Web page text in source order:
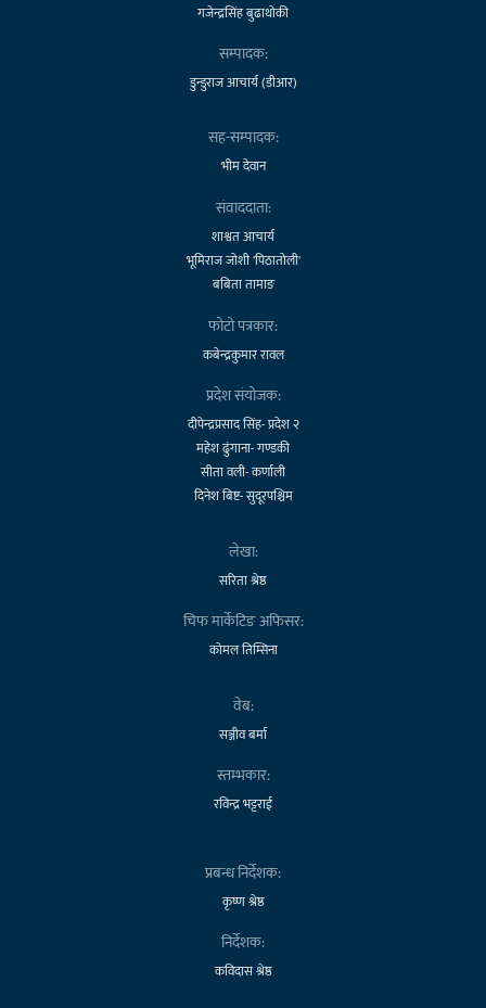
गजेन्द्रसिंह बुढाथोकी
सम्पादक:
डुन्डुराज आचार्य (डीआर)
सह-सम्पादक:
भीम देवान
संवाददाता:
शाश्वत आचार्य
भूमिराज जोशी 'पिठातोली'
बबिता तामाङ
फोटो पत्रकार:
कबेन्द्रकुमार रावल
प्रदेश संयोजक:
दीपेन्द्रप्रसाद सिंह- प्रदेश २
महेश ढुंगाना- गण्डकी
सीता वली- कर्णाली
दिनेश बिष्ट- सुदूरपश्चिम
लेखा:
सरिता श्रेष्ठ
चिफ मार्केटिङ अफिसर:
कोमल तिम्सिना
वेब:
सञ्जीव बर्मा
स्तम्भकार:
रविन्द्र भट्टराई
प्रबन्ध निर्देशक:
कृष्ण श्रेष्ठ
निर्देशक:
कविदास श्रेष्ठ